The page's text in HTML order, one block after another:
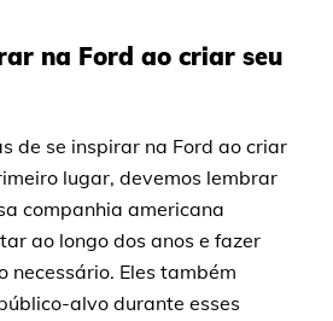
na Ford ao criar seu
de se inspirar na Ford ao criar
lugar, devemos lembrar
companhia americana
ao longo dos anos e fazer
necessário. Eles também
alvo durante esses